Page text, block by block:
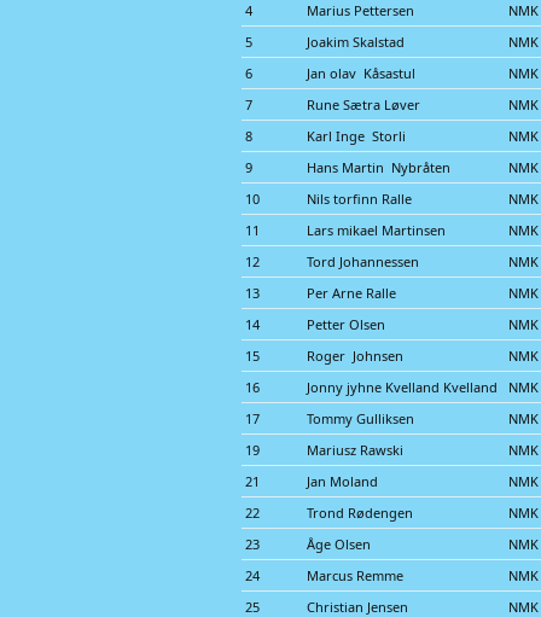
4
Marius Pettersen
5
Joakim Skalstad
6
Jan olav Kåsastul
7
Rune Sætra Løver
8
Karl Inge Storli
9
Hans Martin Nybråten
10
Nils torfinn Ralle
11
Lars mikael Martinsen
12
Tord Johannessen
13
Per Arne Ralle
14
Petter Olsen
15
Roger Johnsen
16
Jonny jyhne Kvelland Kvelland
17
Tommy Gulliksen
19
Mariusz Rawski
21
Jan Moland
22
Trond Rødengen
23
Åge Olsen
24
Marcus Remme
25
Christian Jensen